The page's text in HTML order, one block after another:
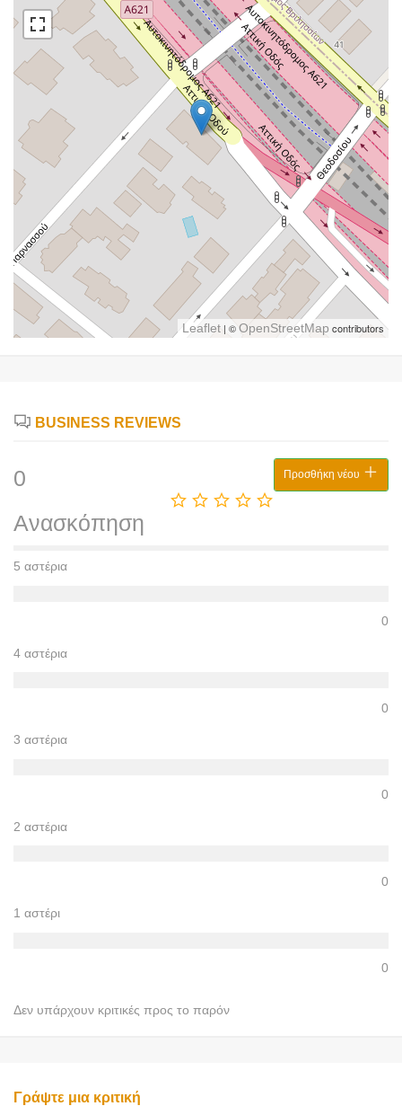
Leaflet | ©OpenStreetMap contributors
BUSINESS REVIEWS
0
Ανασκόπηση
Προσθήκη νέου
5 αστέρια
0
4 αστέρια
0
3 αστέρια
0
2 αστέρια
0
1 αστέρι
0
Δεν υπάρχουν κριτικές προς το παρόν
Γράψτε μια κριτική